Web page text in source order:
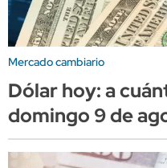
Mercado cambiario
Dólar hoy: a
domingo 9 de